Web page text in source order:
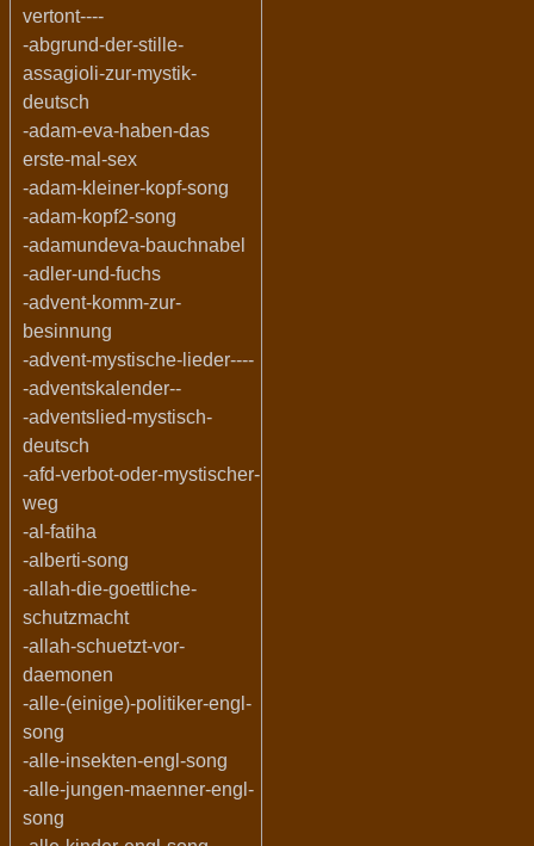
vertont----
-abgrund-der-stille-
assagioli-zur-mystik-
deutsch
-adam-eva-haben-das
erste-mal-sex
-adam-kleiner-kopf-song
-adam-kopf2-song
-adamundeva-bauchnabel
-adler-und-fuchs
-advent-komm-zur-
besinnung
-advent-mystische-lieder----
-adventskalender--
-adventslied-mystisch-
deutsch
-afd-verbot-oder-mystischer-
weg
-al-fatiha
-alberti-song
-allah-die-goettliche-
schutzmacht
-allah-schuetzt-vor-
daemonen
-alle-(einige)-politiker-engl-
song
-alle-insekten-engl-song
-alle-jungen-maenner-engl-
song